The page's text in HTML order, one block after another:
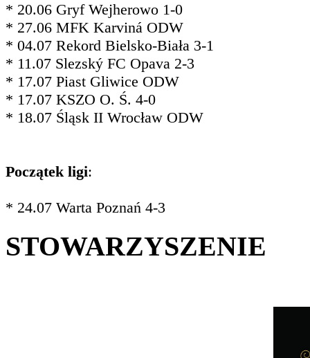
* 20.06 Gryf Wejherowo 1-0
* 27.06 MFK Karviná ODW
* 04.07 Rekord Bielsko-Biała 3-1
* 11.07 Slezský FC Opava 2-3
* 17.07 Piast Gliwice ODW
* 17.07 KSZO O. Ś. 4-0
* 18.07 Śląsk II Wrocław ODW
Początek ligi:
* 24.07 Warta Poznań 4-3
STOWARZYSZENIE